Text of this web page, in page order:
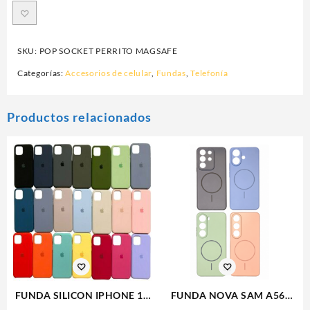
SKU: POP SOCKET PERRITO MAGSAFE
Categorías:Accesorios de celular, Fundas,Telefonía
Productos relacionados
FUNDA SILICON IPHONE 13
FUNDA NOVA SAM A56